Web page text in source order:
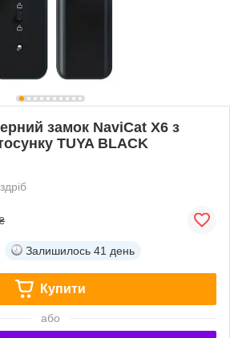
замок NaviCat X6 з
TUYA BLACK
Залишилось 41 день
Купити
або